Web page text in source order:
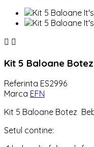
 
Kit 5 Baloane
Referinta ES2996
Marca EFN
Kit 5 Baloane Botez
Setul contine: